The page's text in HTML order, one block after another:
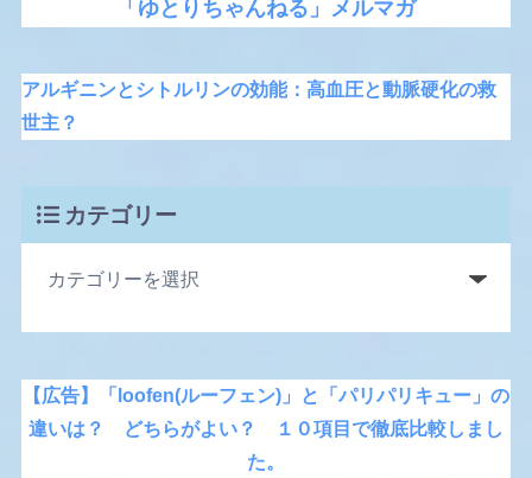
「ゆとりちゃんねる」メルマガ
アルギニンとシトルリンの効能：高血圧と動脈硬化の救
世主？
カテゴリー
【広告】「loofen(ルーフェン)」と「パリパリキュー」の
違いは？ どちらがよい？ １０項目で徹底比較しまし
た。